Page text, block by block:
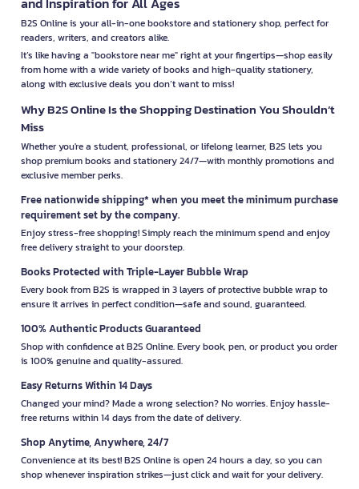
B2S Online is your all-in-one bookstore and stationery shop, perfect for
readers, writers, and creators alike.
It’s like having a "bookstore near me" right at your fingertips—shop easily
from home with a wide variety of books and high-quality stationery,
along with exclusive deals you don’t want to miss!
Why B2S Online Is the Shopping Destination You Shouldn’t
Miss
Whether you're a student, professional, or lifelong learner, B2S lets you
shop premium books and stationery 24/7—with monthly promotions and
exclusive member perks.
Free nationwide shipping* when you meet the minimum purchase
requirement set by the company.
Enjoy stress-free shopping! Simply reach the minimum spend and enjoy
free delivery straight to your doorstep.
Books Protected with Triple-Layer Bubble Wrap
Every book from B2S is wrapped in 3 layers of protective bubble wrap to
ensure it arrives in perfect condition—safe and sound, guaranteed.
100% Authentic Products Guaranteed
Shop with confidence at B2S Online. Every book, pen, or product you order
is 100% genuine and quality-assured.
Easy Returns Within 14 Days
Changed your mind? Made a wrong selection? No worries. Enjoy hassle-
free returns within 14 days from the date of delivery.
Shop Anytime, Anywhere, 24/7
Convenience at its best! B2S Online is open 24 hours a day, so you can
shop whenever inspiration strikes—just click and wait for your delivery.